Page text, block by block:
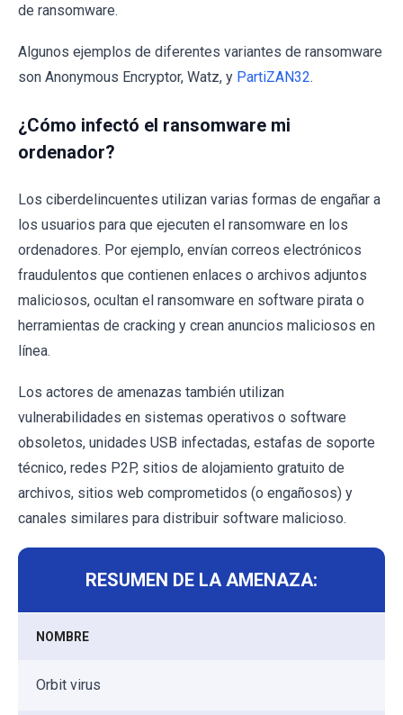
de ransomware.
Algunos ejemplos de diferentes variantes de ransomware
son Anonymous Encryptor, Watz, y PartiZAN32.
¿Cómo infectó el ransomware mi
ordenador?
Los ciberdelincuentes utilizan varias formas de engañar a
los usuarios para que ejecuten el ransomware en los
ordenadores. Por ejemplo, envían correos electrónicos
fraudulentos que contienen enlaces o archivos adjuntos
maliciosos, ocultan el ransomware en software pirata o
herramientas de cracking y crean anuncios maliciosos en
línea.
Los actores de amenazas también utilizan
vulnerabilidades en sistemas operativos o software
obsoletos, unidades USB infectadas, estafas de soporte
técnico, redes P2P, sitios de alojamiento gratuito de
archivos, sitios web comprometidos (o engañosos) y
canales similares para distribuir software malicioso.
RESUMEN DE LA AMENAZA:
NOMBRE
Orbit virus